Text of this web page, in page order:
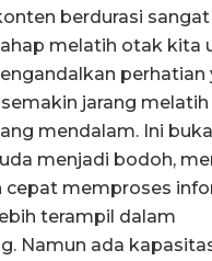
berdurasi
melatih otak kita
perhatian
jarang melatih
mendalam. Ini
menjadi bodoh,
cepat memproses
terampil dalam
Namun ada